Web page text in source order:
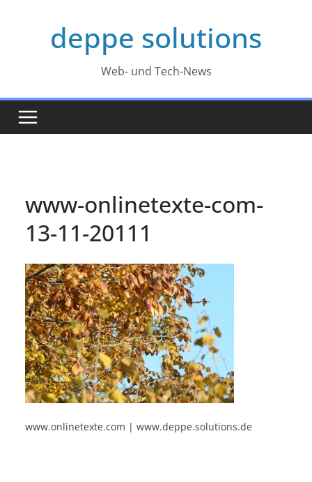
deppe solutions
Web- und Tech-News
www-onlinetexte-com-
13-11-20111
www.onlinetexte.com | www.deppe.solutions.de